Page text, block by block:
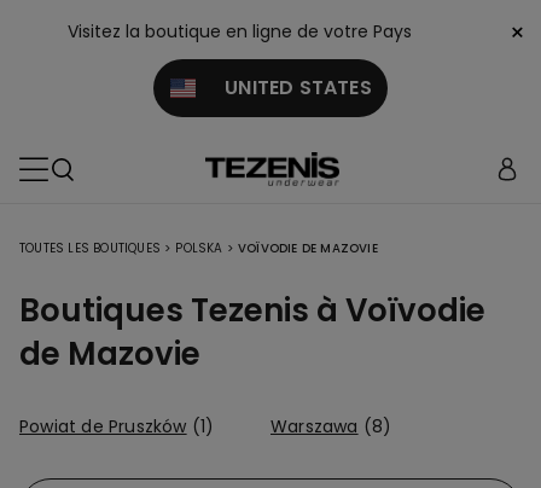
Visitez la boutique en ligne de votre Pays
UNITED STATES
×
TOUTES LES BOUTIQUES > POLSKA > VOÏVODIE DE MAZOVIE
Boutiques Tezenis à Voïvodie
de Mazovie
Powiat de Pruszków (1) Warszawa (8)